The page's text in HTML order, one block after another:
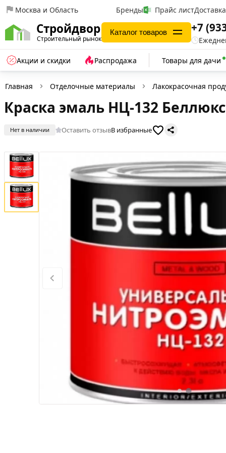
Москва и Область Бренды Прайс листДоставка
Стройдвор
Строительный рынок
Каталог товаров +7
Акции и скидки Распродажа Товары для дачи
Главная Отделочные материалы Лакокрасочная
Краска эмаль НЦ-132 Беллюкс
Нет в наличии Оставить отзывВ избранные